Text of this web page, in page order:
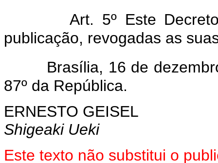
Art. 5º Este Decreto
publicação, revogadas as
Brasília, 16 de
87º da República.
ERNESTO GEISEL
Shigeaki Ueki
Este texto não substitui o